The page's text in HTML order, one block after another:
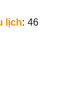
lịch: 46